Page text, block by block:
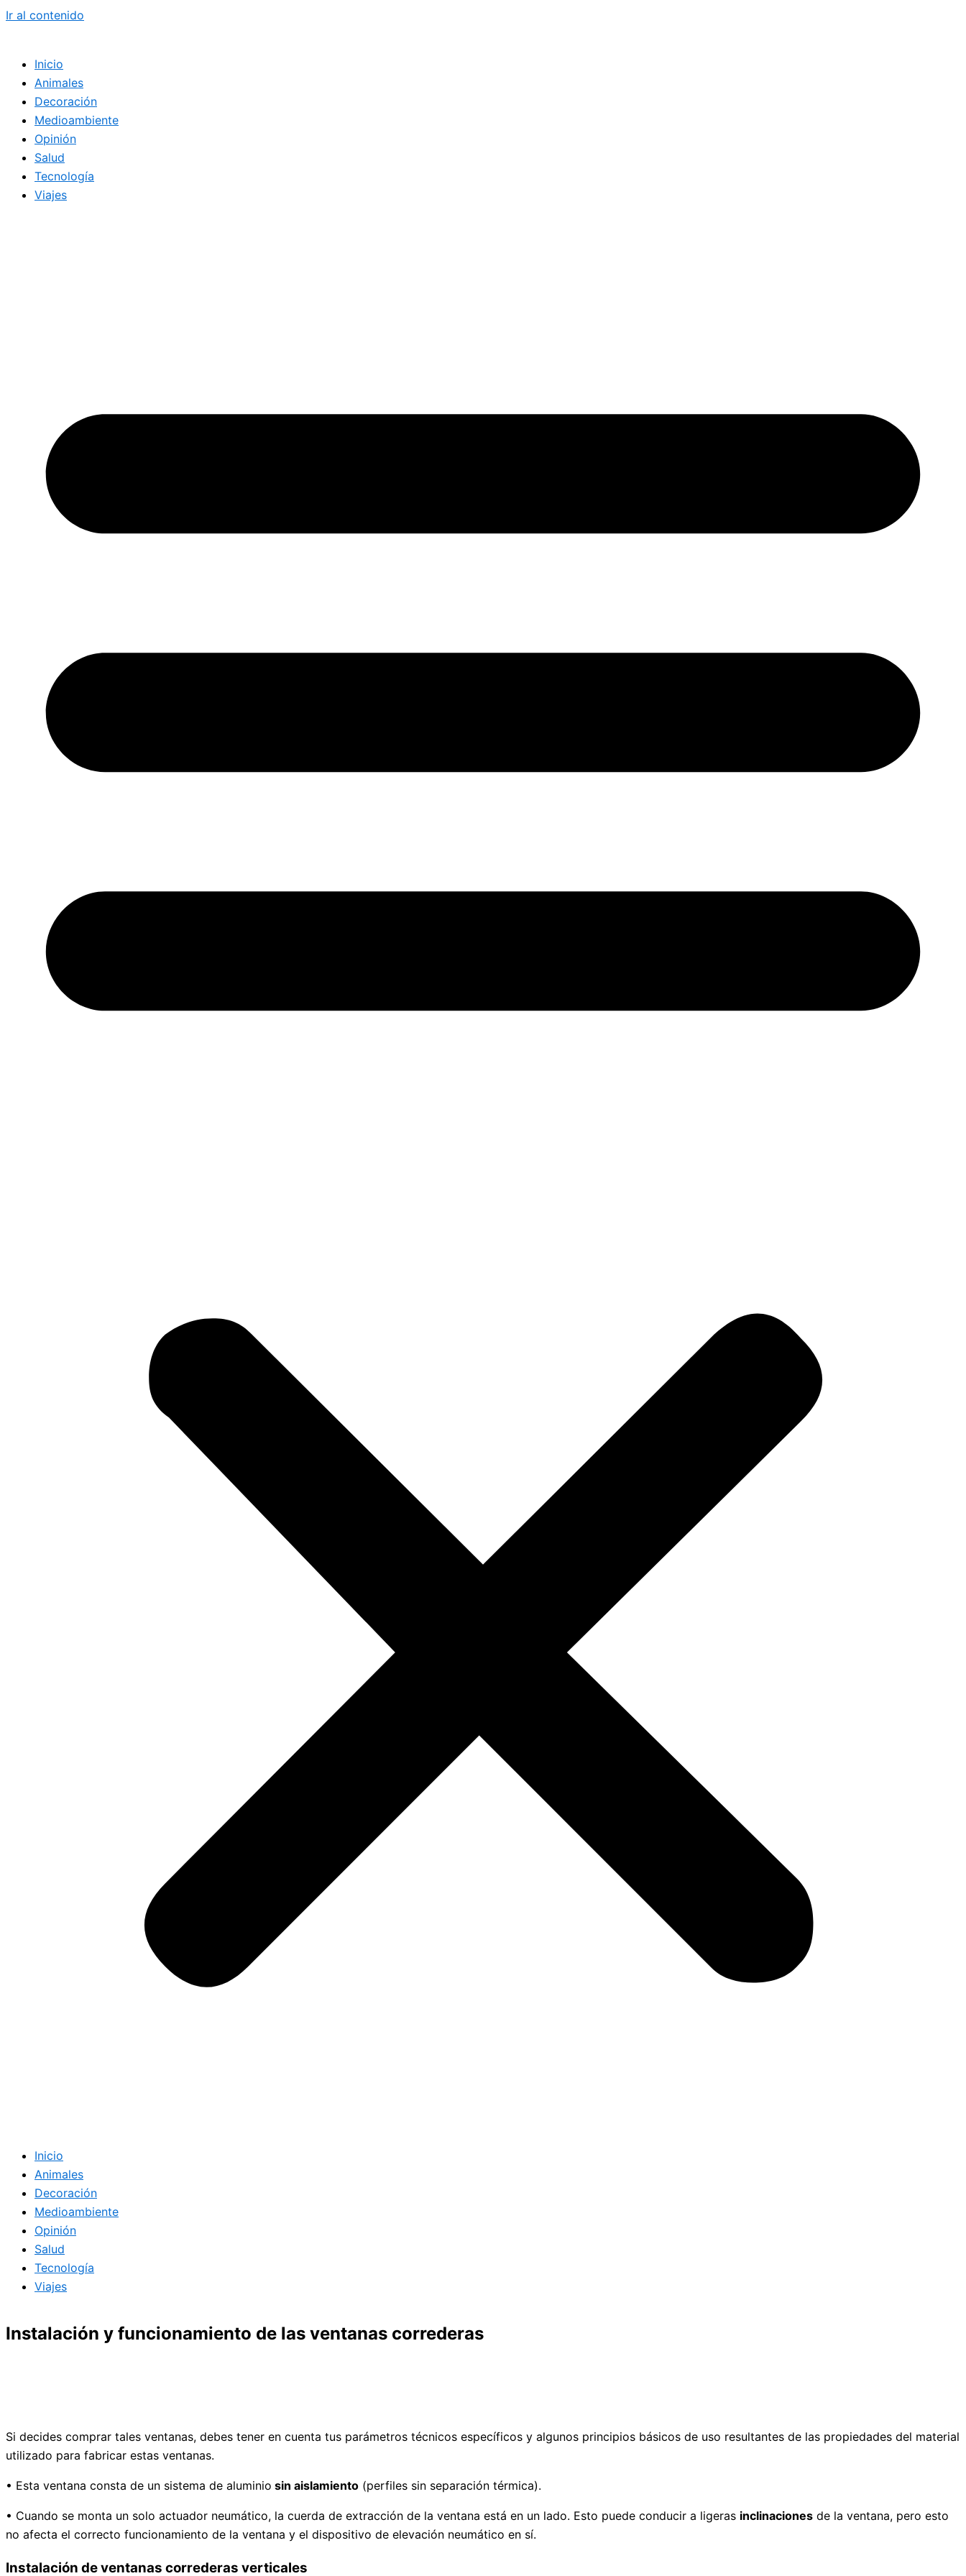
Ir al contenido
Inicio
Animales
Decoración
Medioambiente
Opinión
Salud
Tecnología
Viajes
Inicio
Animales
Decoración
Medioambiente
Opinión
Salud
Tecnología
Viajes
Instalación y funcionamiento de las ventanas correderas
Si decides comprar tales ventanas, debes tener en cuenta tus parámetros técnicos específicos y algunos principios básicos de uso resultantes de las propiedades del material
utilizado para fabricar estas ventanas.
• Esta ventana consta de un sistema de aluminio sin aislamiento (perfiles sin separación térmica).
• Cuando se monta un solo actuador neumático, la cuerda de extracción de la ventana está en un lado. Esto puede conducir a ligeras inclinaciones de la ventana, pero esto
no afecta el correcto funcionamiento de la ventana y el dispositivo de elevación neumático en sí.
Instalación de ventanas correderas verticales